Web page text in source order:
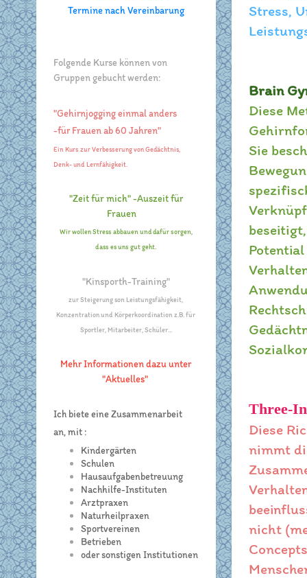
Stress,
Brain
Diese
Sie
Three-
Diese
nimmt
nicht
Termine nach Vereinbarung
Folgende Kurse können von
Gruppen gebucht werden:
"Gehirnjogging einmal anders
-für Frauen ab 60 Jahren"
Ein Kurs zur Verbesserung von Gedächtnis,
Denk- und Lernfähigkeit.
"Zeit für mich" -Auszeit für
Frauen
Wir wollen Stress abbauen und dafür sorgen,
dass es uns gut geht.
"Kinsporth-Training"
zur Steigerung son Leistungsfähigkeit,
Konzentration und Körperkoordination z.B. für
Sportler, Mitarbeiter, Schüler...
Mehr Informationen dazu unter
"Aktuelles"
Ich biete eine Zusammenarbeit
an, mit :
Kindergärten
Schulen
Hausaufgabenbetreuung
Nachhilfe-Instituten
Arztpraxen
Naturheilpraxen
Sportvereinen
Betrieben
oder sonstigen Institutionen